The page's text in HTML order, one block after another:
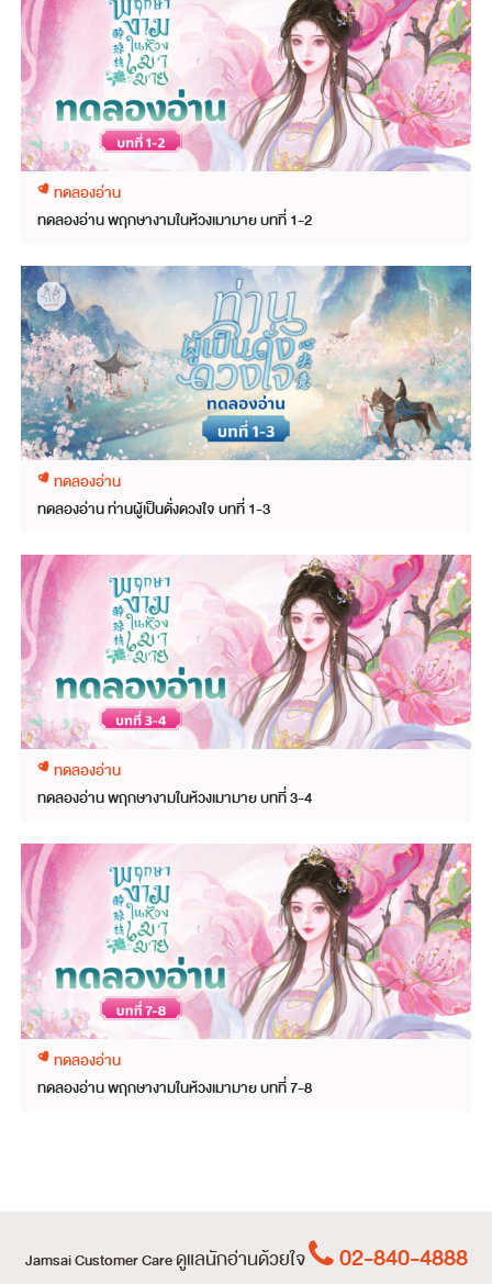
ทดลองอ่าน
ทดลองอ่าน พฤกษางามในห้วงเมามาย บทที่ 1-2
ทดลองอ่าน
ทดลองอ่าน ท่านผู้เป็นดั่งดวงใจ บทที่ 1-3
ทดลองอ่าน
ทดลองอ่าน พฤกษางามในห้วงเมามาย บทที่ 3-4
ทดลองอ่าน
ทดลองอ่าน พฤกษางามในห้วงเมามาย บทที่ 7-8
Jamsai Customer Careดูแลนักอ่านด้วยใจ 02-840-4888